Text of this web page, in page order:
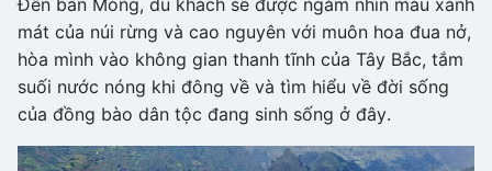
mát của núi rừng và cao nguyên với muôn hoa đua nở,
hòa mình vào không gian thanh tĩnh của Tây Bắc, tắm
suối nước nóng khi đông về và tìm hiểu về đời sống
của đồng bào dân tộc đang sinh sống ở đây.